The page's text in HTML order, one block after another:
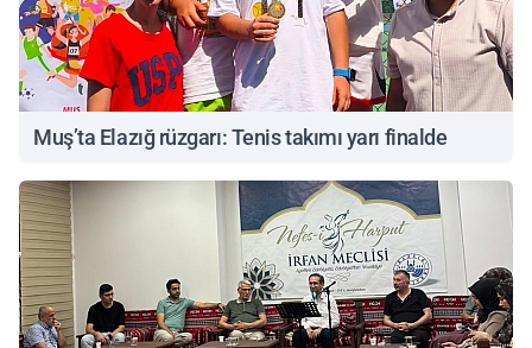
Muş’ta Elazığ rüzgarı: Tenis takımı yarı finalde